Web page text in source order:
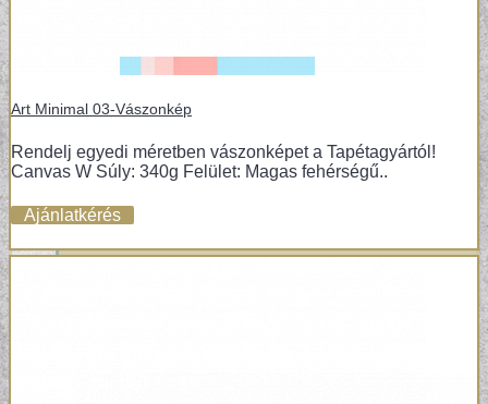
VÁSZONKÉP
Art Minimal 03-Vászonkép
Rendelj egyedi méretben vászonképet a Tapétagyártól!
Canvas W Súly: 340g Felület: Magas fehérségű..
Ajánlatkérés